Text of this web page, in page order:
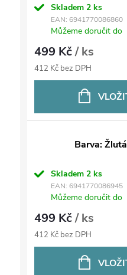
Skladem 2 ks
EAN: 6941770086860
Můžeme doručit do
499 Kč/ ks
412 Kč bez DPH
Barva: Žlutá
Skladem 2 ks
EAN: 6941770086945
Můžeme doručit do
499 Kč/ ks
412 Kč bez DPH